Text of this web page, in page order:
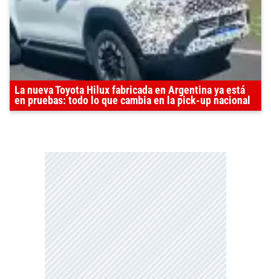
La nueva Toyota Hilux fabricada en Argentina ya está
en pruebas: todo lo que cambia en la pick-up nacional